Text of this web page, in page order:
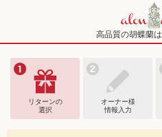
高品質の胡蝶蘭
リターンの
選択
オーナー様
情報入力